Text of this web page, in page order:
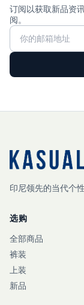
订阅以获取新品资
阅。
印尼领先的当代个
选购
全部商品
裤装
上装
新品